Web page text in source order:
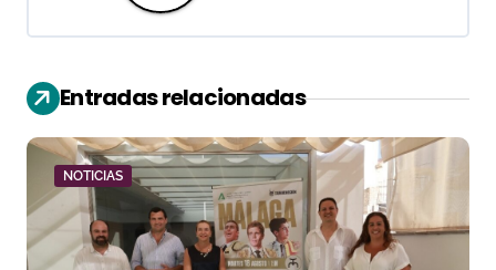
c
i
ó
n
d
e
Entradas relacionadas
NOTICIAS